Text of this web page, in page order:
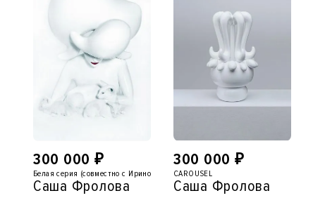
300 000 ₽
Белая серия (совместно с Ириной Воителевой)
Саша Фролова
300 000 ₽
CAROUSEL
Саша Фролова